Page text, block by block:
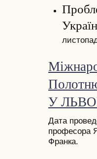
У
Дата
професора
Франка.